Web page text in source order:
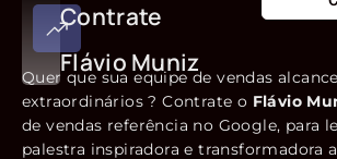
Contrate
Flávio Muniz
Quer que sua equipe de vendas
extraordinários ? Contrate o Flávio
de vendas referência no Google, para
palestra inspiradora e transformadora